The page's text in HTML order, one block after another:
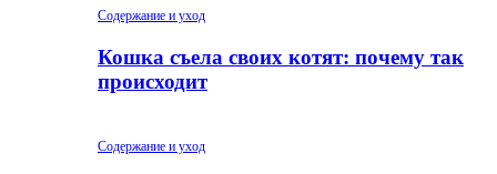
Содержание и уход
Кошка съела своих котят: почему так
происходит
Содержание и уход